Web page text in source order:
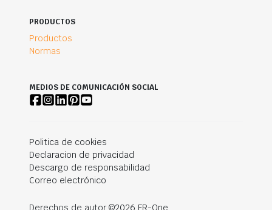
PRODUCTOS
Productos
Normas
MEDIOS DE COMUNICACIÓN SOCIAL
Politica de cookies
Declaracion de privacidad
Descargo de responsabilidad
Correo electrónico
Derechos de autor ©2026 FR-One